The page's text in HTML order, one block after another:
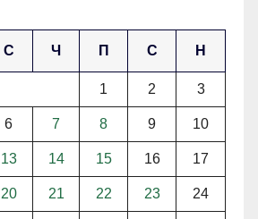
С Ч П С Н
1 2 3
6 7 8 9 10
13 14 15 16 17
20 21 22 23 24